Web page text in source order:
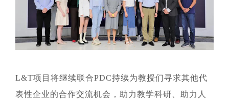
L&T项目将继续联合PDC持续为教授们寻求其他代
表性企业的合作交流机会，助力教学科研、助力人